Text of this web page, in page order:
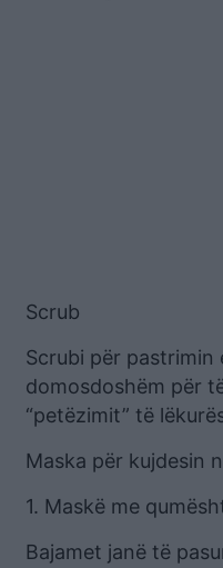
Scrub
Scrubi për pastrimin
domosdoshëm për
“petëzimit” të
Maska për kujdesin
1. Maskë me
Bajamet janë të